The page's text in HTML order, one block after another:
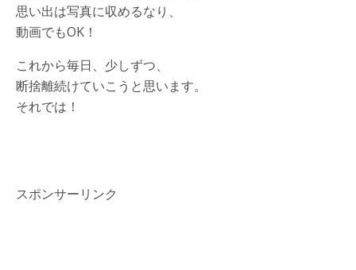
思い出は写真に収めるなり、
動画でもOK！
これから毎日、少しずつ、
断捨離続けていこうと思います。
それでは！
スポンサーリンク